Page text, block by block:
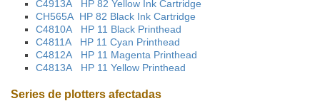
C4913A
HP 82 Yellow Ink Cartridge
CH565A HP 82 Black Ink Cartridge
C4810A
HP 11 Black Printhead
C4811A
HP 11 Cyan Printhead
C4812A
HP 11 Magenta Printhead
C4813A
HP 11 Yellow Printhead
Series de plotters afectadas